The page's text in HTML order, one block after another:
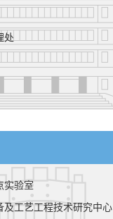
处
实验室
及工艺工程技术研究中心